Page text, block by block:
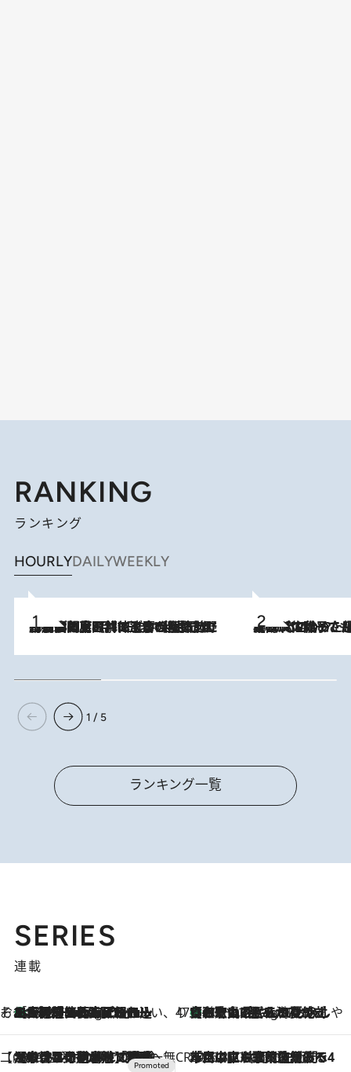
RANKING
ランキング
HOURLYDAILYWEEKLY
2026.8.8
「最後に見られてよかった」上野動物園の東園パンダ舎が解体前に特別公開。8月16日まで延長されたパネル展と共に辿る“半世紀”のパンダ飼育《解体工事の図面あり》 2026.8.5
【阿川佐和子さんの年とる力】なぜ70代で始めた趣味は“こんなに楽しい”のか？ ピアノ、俳句…スランプに陥っても続けられる“ある秘訣”とは
1 / 5
ランキング一覧
SERIES
連載
そおだよおこの関西おいしい、おやつ紀行10 Hours Ago
［大阪府箕面市］一皿一皿目の前で仕上げられる、料理を巧みに組み込んだアシェットデセールコース「ミチル アシェット デセール（Michiru assiette dessert）」 47都道府県の手みやげ ひんやりスイーツで夏を満喫
10 Hours Ago
【和歌山県】この夏絶対食べたい 冷やしておいしいおやつ3選 みかんがごろっと丸ごと入ったジュレ
【CREA×星野リゾート】唯一無二。癒しと発見が待つ場所へ
2026.8.7
【トンボの足水浴】ヒノキの香りに包まれて涼感マックス！約13℃の湧水かけ流しを避暑地「星野温泉 トンボの湯」で体験 CREA'S CHOICE
2026.8.7
「立川にも歌舞伎があるんだよ」 片岡仁左衛門・市川中車ら豪華座組みで4年目の立川立飛歌舞伎へ